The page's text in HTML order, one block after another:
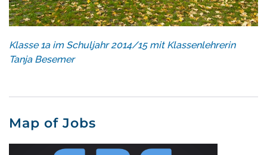
Klasse 1a im Schuljahr 2014/15 mit Klassenlehrerin
Tanja Besemer
Map of Jobs